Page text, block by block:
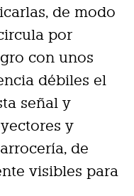
de modo
por
con unos
débiles el
señal y
y
de
visibles para